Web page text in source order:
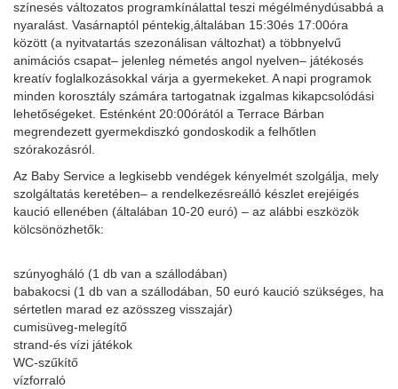
színesés változatos programkínálattal teszi mégélménydúsabbá a
nyaralást. Vasárnaptól péntekig,általában 15:30és 17:00óra
között (a nyitvatartás szezonálisan változhat) a többnyelvű
animációs csapat– jelenleg németés angol nyelven– játékosés
kreatív foglalkozásokkal várja a gyermekeket. A napi programok
minden korosztály számára tartogatnak izgalmas kikapcsolódási
lehetőségeket. Esténként 20:00órától a Terrace Bárban
megrendezett gyermekdiszkó gondoskodik a felhőtlen
szórakozásról.
Az Baby Service a legkisebb vendégek kényelmét szolgálja, mely
szolgáltatás keretében– a rendelkezésreálló készlet erejéigés
kaució ellenében (általában 10-20 euró) – az alábbi eszközök
kölcsönözhetők:
szúnyogháló (1 db van a szállodában)
babakocsi (1 db van a szállodában, 50 euró kaució szükséges, ha
sértetlen marad ez azösszeg visszajár)
cumisüveg-melegítő
strand-és vízi játékok
WC-szűkítő
vízforraló